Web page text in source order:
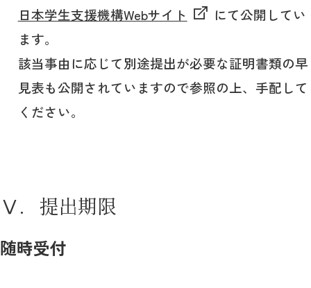
日本学生支援機構Webサイト
にて公開してい
ます。
該当事由に応じて別途提出が必要な証明書類の早
見表も公開されていますので参照の上、手配して
ください。
Ⅴ．提出期限
随時受付